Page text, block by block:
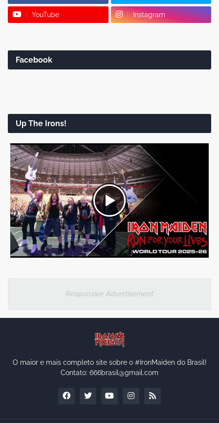
YouTube Instagram
Facebook
Up The Irons!
Responsive Advertisement
O maior e mais completo site sobre o #IronMaiden do Brasil!
Contato: 666brasil@gmail.com